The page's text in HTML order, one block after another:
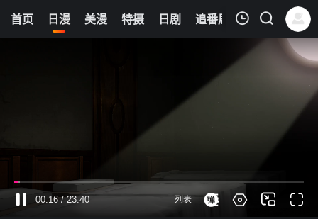
首页 日漫 美漫 特摄 日剧 追番周表 今日更新
0
第02集